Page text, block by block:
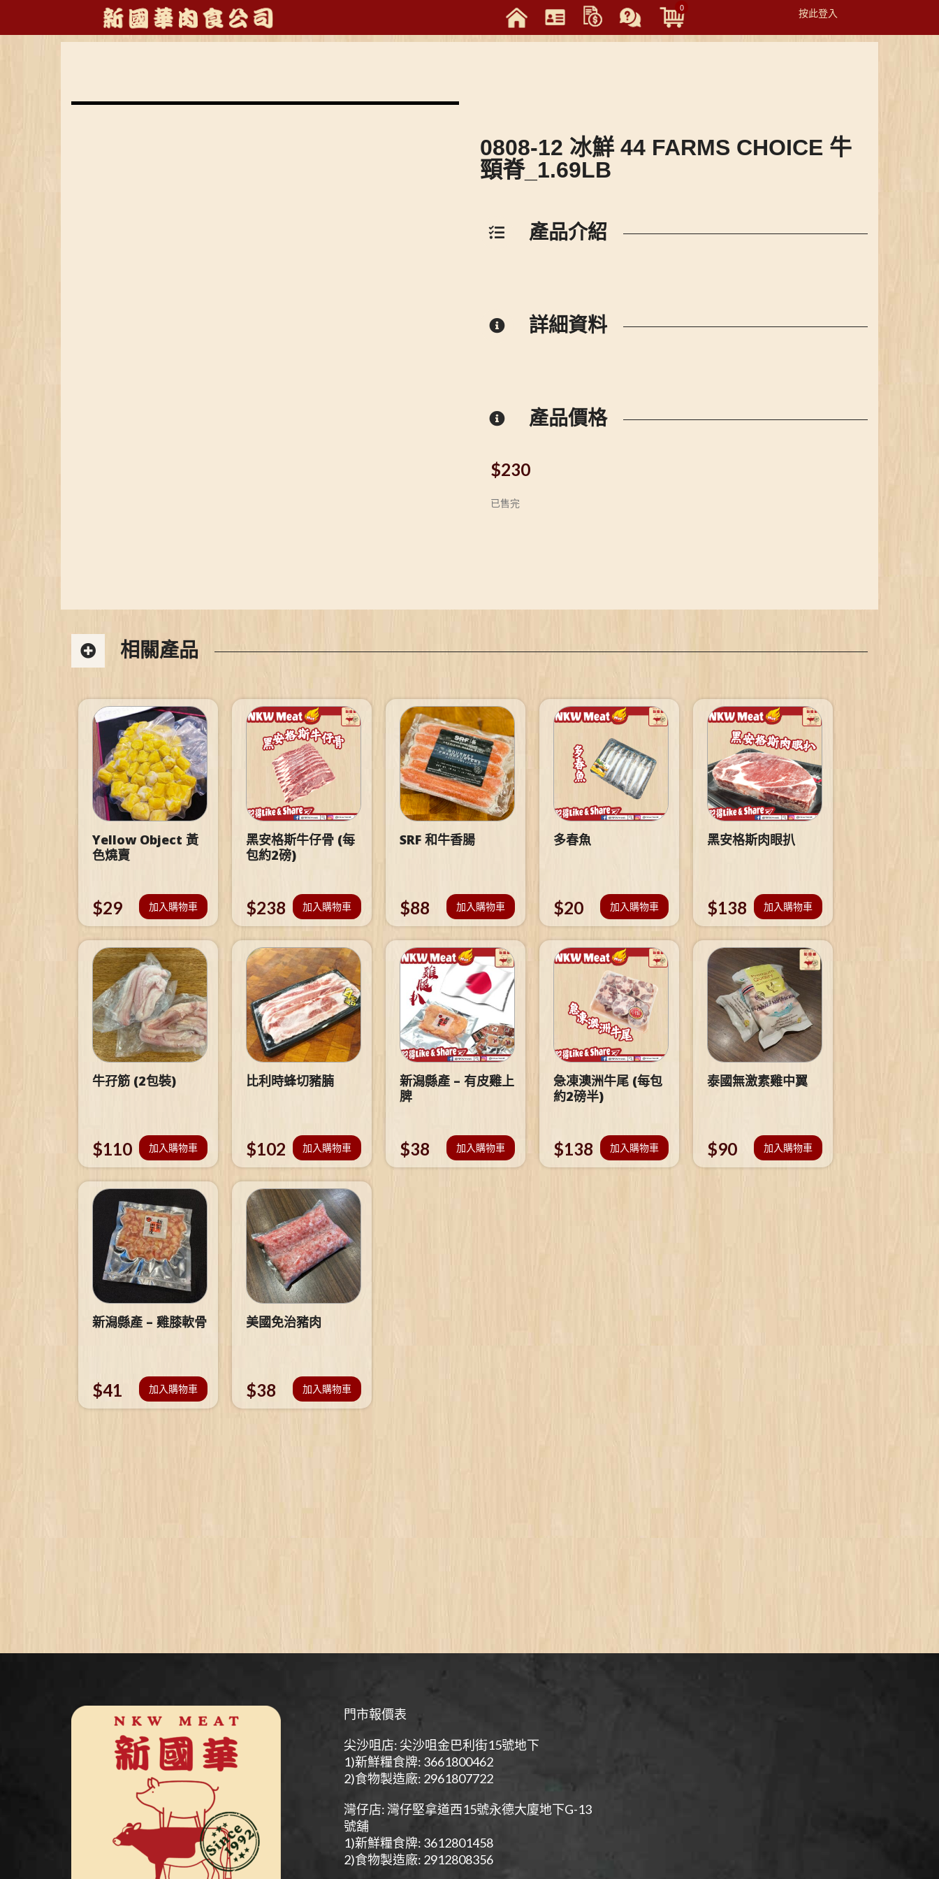
0 按此登入
Toggle
0808-12 冰鮮 44 FARMS CHOICE 牛
頸脊_1.69LB
產品介紹
詳細資料
產品價格
$230
已售完
相關產品
Yellow Object 黃
色燒賣
$29 加入購物車
黑安格斯牛仔骨 (每
包約2磅)
$238 加入購物車
SRF 和牛香腸
$88 加入購物車
多春魚
$20 加入購物車
黑安格斯肉眼扒
$138 加入購物車
牛孖筋 (2包裝)
$110 加入購物車
比利時蜂切豬腩
$102 加入購物車
新潟縣產 – 有皮雞上
脾
$38 加入購物車
急凍澳洲牛尾 (每包
約2磅半)
$138 加入購物車
泰國無激素雞中翼
$90 加入購物車
新潟縣產 – 雞膝軟骨
$41 加入購物車
美國免治豬肉
$38 加入購物車
門市報價表
尖沙咀店: 尖沙咀金巴利街15號地下
1)新鮮糧食牌: 3661800462
2)食物製造廠: 2961807722
灣仔店: 灣仔堅拿道西15號永德大廈地下G-13
號舖
1)新鮮糧食牌: 3612801458
2)食物製造廠: 2912808356